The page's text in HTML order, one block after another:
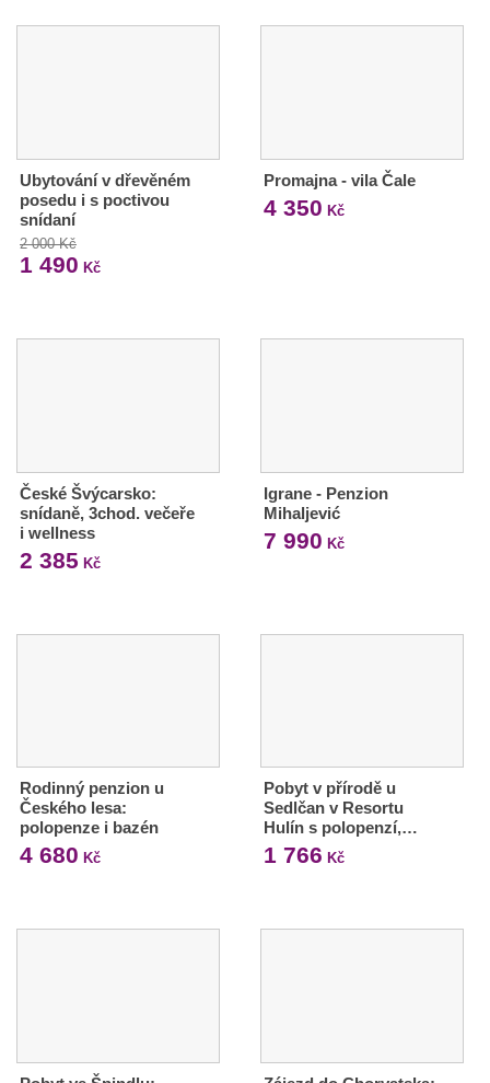
Ubytování v dřevěném
posedu i s poctivou
snídaní
2 000 Kč
1 490 Kč
Promajna - vila Čale
4 350 Kč
České Švýcarsko:
snídaně, 3chod. večeře
i wellness
2 385 Kč
Igrane - Penzion
Mihaljević
7 990 Kč
Rodinný penzion u
Českého lesa:
polopenze i bazén
4 680 Kč
Pobyt v přírodě u
Sedlčan v Resortu
Hulín s polopenzí,…
1 766 Kč